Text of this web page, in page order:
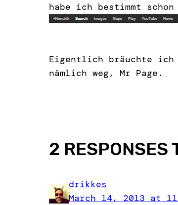
habe ich bestimmt
Eigentlich bräuchte ich
nämlich weg, Mr Page.
2 RESPONSES
drikkes
March 14, 2013 at